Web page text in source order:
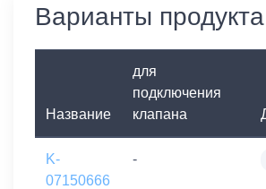
Варианты продукта
Название
для
подключения
клапана
K-
07150666
-